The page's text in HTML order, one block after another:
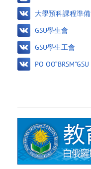
大學預科課程準備
GSU學生會
GSU學生工會
PO OO“BRSM”GSU